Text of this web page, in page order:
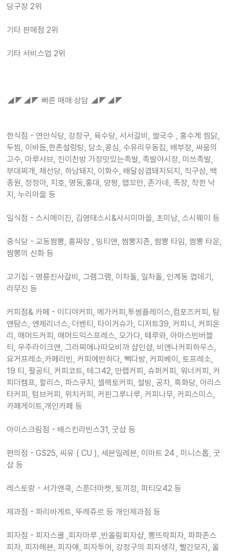
당구장 2위
기타 판매점 2위
기타 서비스업 2위
◢◤◢◤ 빠른 매매 상담 ◢◤◢◤
한식점 - 연안식당, 강창구, 육수당, 서서갈비, 쌀국수 , 홍수계 찜닭,
두찜, 이바돔,한촌설렁탕, 담소,콩심, 수유리우동집, 배부장, 싸움의
고수, 마루샤브, 진이찬방 가장맛있는족발, 족발야시장, 미쓰족발,
부대찌개, 채선당, 하남돼지, 이화수, 배달삼겹돼지되지, 직구삼, 백
종원, 정정아, 지호, 명동,홍대, 양평, 맵꼬만, 존가네, 족장, 착한 낙
지, 누리마을 등
일식점 - 스시메이진, 김영태스시&사시미마을, 초미남, 스시웨이 등
중식당 - 교동짬뽕, 홍짜장 , 밍티앤, 짬뽕지존, 짬뽕 타임, 짬뽕 타운,
짬뽕의 신화 등
고기집 - 명륜진사갈비, 그램그램, 이차돌, 일차돌, 인계동 껍데기,
라무진 등
커피점& 카페 - 이디야커피, 메가커피,투썸플레이스,컴포즈커피, 탐
앤탐스, 엔제리너스, 더벤티, 타이거슈가, 디저트39, 커피니, 커피온
리, 매머드커피, 매머드익스프레스, 오가다, 떼루와, 아마스빈버블
티, 우주라이크앤, 그라찌에나따오비까 샵인샵, 비엔나커피하우스,
요거프레소,카페리빈, 커피에반하다, 빽다방, 커피베이, 토프레소,
19 티, 팔공티, 커피코트, 테그42, 만랩커피, 슈퍼커피, 워너커피, 커
피더캠프, 할리스, 파스쿠치, 셀렉토커피, 설빙, 공차, 흑화당, 아리스
타커피, 텀브커피, 위치커피, 커핀그루나루, 커피나무, 커피스미스,
카페게이트,개인카페 등
아이스크림점 - 배스킨라빈스31, 굿샵 등
편의점 - GS25, 씨유 ( CU ), 세븐일레븐, 이마트 24 , 미니스톱, 굿
샵 등
레스토랑 - 서가앤쿡, 스푼더마켓, 토끼정, 파티오42 등
제과점 - 파리바게트, 뚜레쥬르 등 개인제과점 등
피자점 - 피자스쿨 ,피자마루 ,반올림피자샵, 뽕뜨락피자, 파파존스
피자, 피자헤븐, 피자애, 피자투어, 강정구의 피자생각, 빨간모자, 올